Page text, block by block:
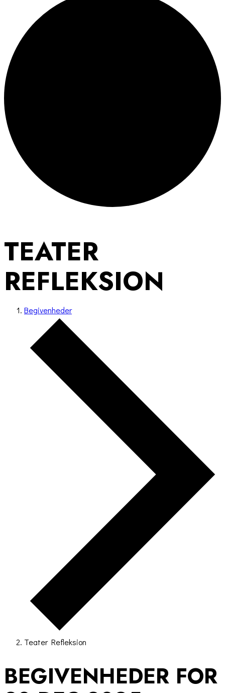
TEATER
REFLEKSION
Begivenheder
Teater Refleksion
BEGIVENHEDER FOR